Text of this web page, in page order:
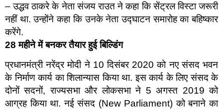
– उद्धव ठाकरे के नेता संजय राउत ने कहा कि सेंट्रल विस्टा जरूरी
नहीं था. उन्होंने कहा कि उनके नेता उद्घाटन समारोह का बहिष्कार
करेंगे.
28महीने में बनकर तैयार हुई बिल्डिंग
प्रधानमंत्री नरेंद्र मोदी ने 10 दिसंबर 2020 को नए संसद भवन
के निर्माण कार्य का शिलान्यास किया था. इस कार्य के लिए संसद के
दोनों सदनों, राज्यसभा और लोकसभा ने 5 अगस्त 2019 को
आग्रह किया था. नई संसद (New Parliament) को बनाने का